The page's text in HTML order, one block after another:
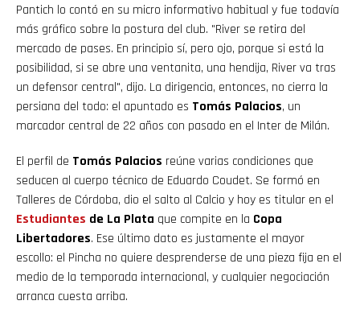
Pantich lo contó en su micro informativo habitual y fue todavía
más gráfico sobre la postura del club. "River se retira del
mercado de pases. En principio sí, pero ojo, porque si está la
posibilidad, si se abre una ventanita, una hendija, River va tras
un defensor central", dijo. La dirigencia, entonces, no cierra la
persiana del todo: el apuntado es Tomás Palacios, un
marcador central de 22 años con pasado en el Inter de Milán.
El perfil de Tomás Palacios reúne varias condiciones que
seducen al cuerpo técnico de Eduardo Coudet. Se formó en
Talleres de Córdoba, dio el salto al Calcio y hoy es titular en el
Estudiantes de La Plata que compite en la Copa
Libertadores. Ese último dato es justamente el mayor
escollo: el Pincha no quiere desprenderse de una pieza fija en el
medio de la temporada internacional, y cualquier negociación
arranca cuesta arriba.